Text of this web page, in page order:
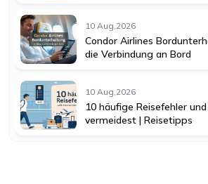
10 Aug,2026
Condor Airlines
die Verbindung an Bord
10 Aug,2026
10 häufige Reisefehler
vermeidest | Reisetipps